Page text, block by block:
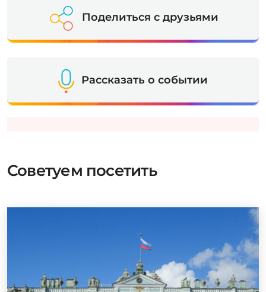
Поделиться с друзьями
Рассказать о событии
Советуем посетить